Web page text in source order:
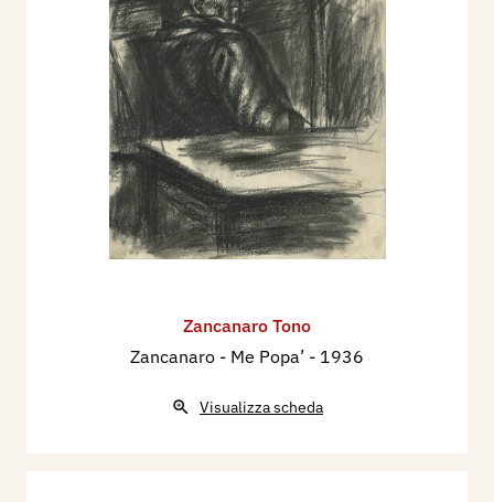
Zancanaro Tono
Zancanaro - Me Popa’ - 1936
Visualizza scheda